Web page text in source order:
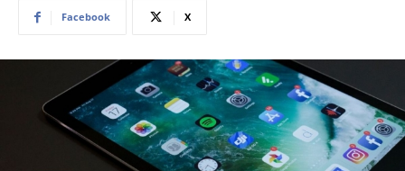
Facebook X